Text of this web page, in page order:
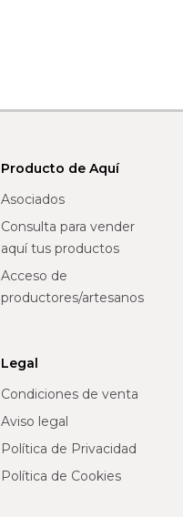
Producto de Aquí
Asociados
Consulta para vender
aquí tus productos
Acceso de
productores/artesanos
Legal
Condiciones de venta
Aviso legal
Política de Privacidad
Política de Cookies